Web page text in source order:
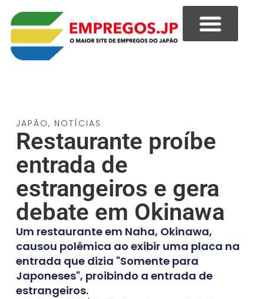
JAPÃO, NOTÍCIAS
Restaurante proíbe
entrada de
estrangeiros e gera
debate em Okinawa
Um restaurante em Naha, Okinawa,
causou polêmica ao exibir uma placa na
entrada que dizia "Somente para
Japoneses", proibindo a entrada de
estrangeiros.